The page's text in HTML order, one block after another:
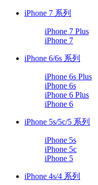
iPhone 7 系列
iPhone 7 Plus
iPhone 7
iPhone 6/6s 系列
iPhone 6s Plus
iPhone 6s
iPhone 6 Plus
iPhone 6
iPhone 5s/5c/5 系列
iPhone 5s
iPhone 5c
iPhone 5
iPhone 4s/4 系列